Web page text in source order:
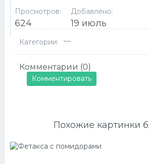
Просмотров:
624
Добавлено:
19 июль
Категории: ---
Комментарии (0)
Комментировать
Похожие картинки